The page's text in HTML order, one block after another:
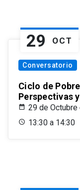
29 OCT
Conversatorio
Ciclo de
Perspectivas
29 de Octubre
13:30 a 14:30